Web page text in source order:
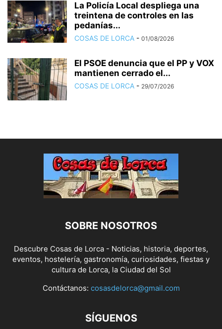
La Policía Local despliega una
treintena de controles en las
pedanías...
COSAS DE LORCA - 01/08/2026
El PSOE denuncia que el PP y VOX
mantienen cerrado el...
COSAS DE LORCA - 29/07/2026
SOBRE NOSOTROS
Descubre Cosas de Lorca - Noticias, historia, deportes,
eventos, hostelería, gastronomía, curiosidades, fiestas y
cultura de Lorca, la Ciudad del Sol
Contáctanos: cosasdelorca@gmail.com
SÍGUENOS